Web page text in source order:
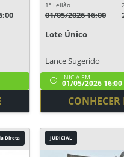
1° Leilão
01/05/2026 16:00
Lote Único
Lance Sugerido
INICIA EM
01/05/2026 16:00
CONHECER
Direta JUDICIAL